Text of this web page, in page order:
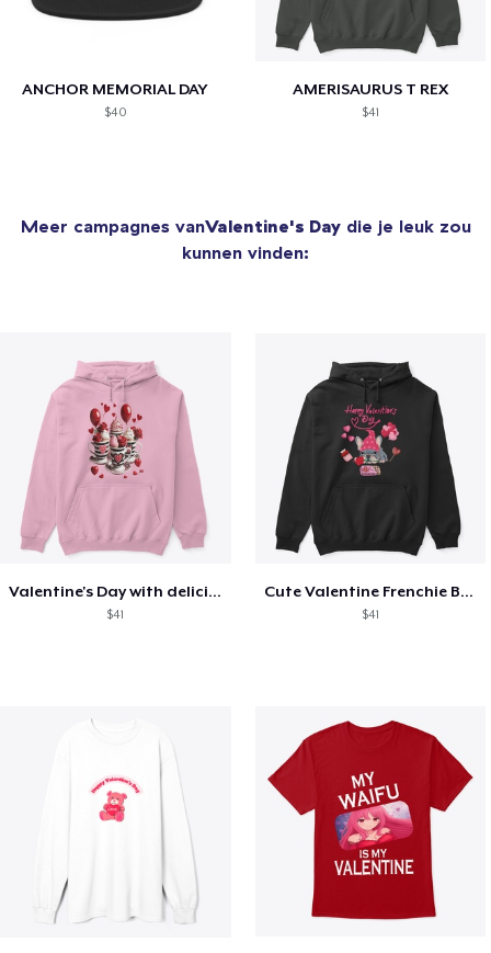
ANCHOR MEMORIAL DAY
$40
AMERISAURUS T REX
$41
Meer campagnes vanValentine's Daydie je leuk zou
kunnen vinden:
Valentine's Day with delicious food
$41
Cute Valentine Frenchie Bulldog
$41